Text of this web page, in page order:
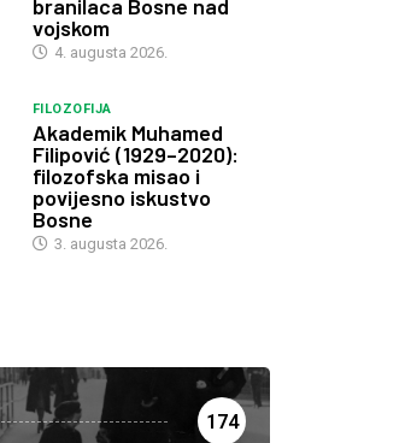
branilaca Bosne nad
vojskom
4. augusta 2026.
FILOZOFIJA
Akademik Muhamed
Filipović (1929–2020):
filozofska misao i
povijesno iskustvo
Bosne
3. augusta 2026.
174